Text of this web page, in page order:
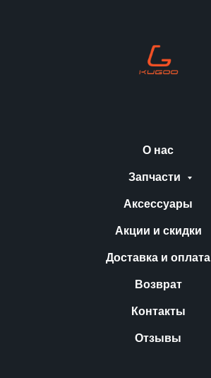
О нас
Запчасти
Аксессуары
Акции и скидки
Доставка и оплата
Возврат
Контакты
Отзывы